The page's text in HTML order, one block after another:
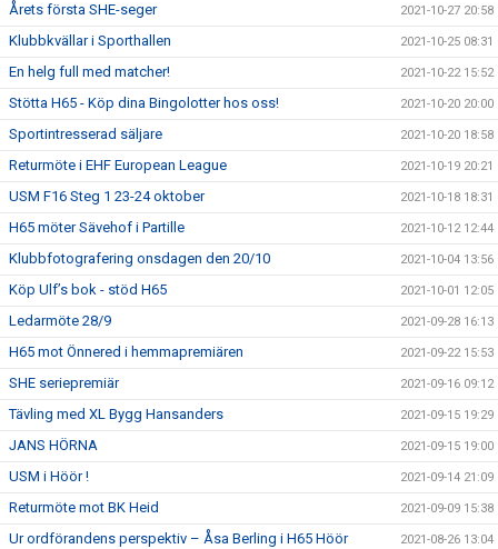
Årets första SHE-seger 2021-10-27 20:58
Klubbkvällar i Sporthallen 2021-10-25 08:31
En helg full med matcher! 2021-10-22 15:52
Stötta H65 - Köp dina Bingolotter hos oss! 2021-10-20 20:00
Sportintresserad säljare 2021-10-20 18:58
Returmöte i EHF European League 2021-10-19 20:21
USM F16 Steg 1 23-24 oktober 2021-10-18 18:31
H65 möter Sävehof i Partille 2021-10-12 12:44
Klubbfotografering onsdagen den 20/10 2021-10-04 13:56
Köp Ulf’s bok - stöd H65 2021-10-01 12:05
Ledarmöte 28/9 2021-09-28 16:13
H65 mot Önnered i hemmapremiären 2021-09-22 15:53
SHE seriepremiär 2021-09-16 09:12
Tävling med XL Bygg Hansanders 2021-09-15 19:29
JANS HÖRNA 2021-09-15 19:00
USM i Höör ! 2021-09-14 21:09
Returmöte mot BK Heid 2021-09-09 15:38
Ur ordförandens perspektiv – Åsa Berling i H65 Höör 2021-08-26 13:04